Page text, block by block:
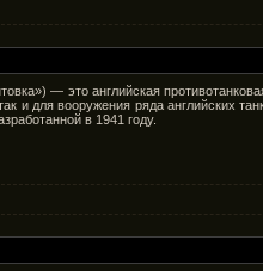
— это английская
и для вооружения ряда английских
в 1941 году.